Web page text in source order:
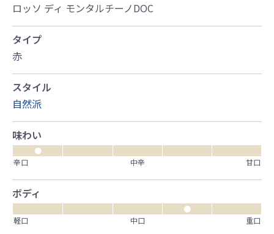
ロッソ ディ モンタルチーノDOC
タイプ
赤
スタイル
自然派
味わい
●
辛口
中辛 甘口
ボディ
●
軽口
中口 重口